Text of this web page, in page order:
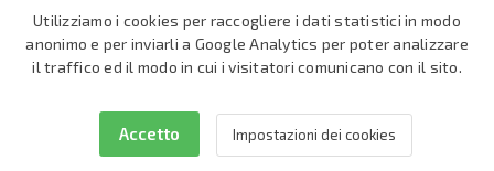
Utilizziamo i cookies per raccogliere i dati statistici in modo
anonimo e per inviarli a Google Analytics per poter analizzare
il traffico ed il modo in cui i visitatori comunicano con il sito.
Accetto Impostazioni dei cookies